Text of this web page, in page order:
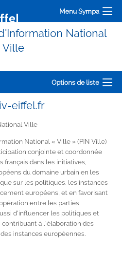
Menu Sympa
National
Ville
Options de liste
eiffel.fr
Ville
National « Ville » (PIN Ville)
conjointe et coordonnée
français dans les initiatives,
du domaine urbain en les
sur les politiques, les instances
européens, et en favorisant
entre les parties
d'influencer les politiques et
à l'élaboration des
instances européennes.